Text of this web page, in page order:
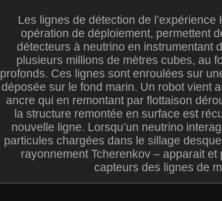
Les lignes de détection de l’expérience
opération de déploiement, permettent
détecteurs à neutrino en instrumentant
plusieurs millions de mètres cubes, au
profonds. Ces lignes sont enroulées sur
déposée sur le fond marin. Un robot vient
ancre qui en remontant par flottaison
la structure remontée en surface est
nouvelle ligne. Lorsqu’un neutrino
particules chargées dans le sillage
rayonnement Tcherenkov – apparait
capteurs des lignes de